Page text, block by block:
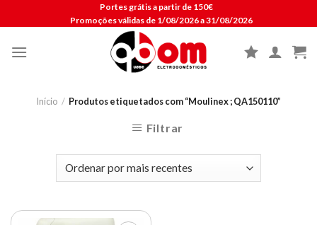
to
Portes grátis a partir de 150€
Promoções válidas de 1/08/2026 a 31/08/2026
Início / Produtos etiquetados com “Moulinex ; QA150110”
Filtrar